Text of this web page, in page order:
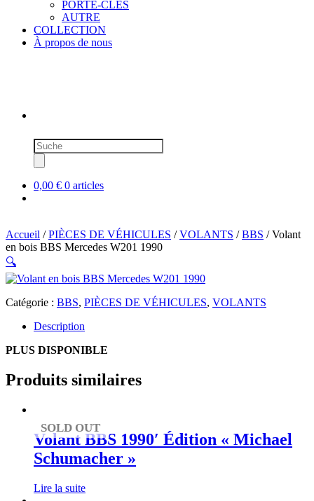
PORTE-CLÉS
AUTRE
COLLECTION
À propos de nous
Recherche
de
produits
0,00 € 0 articles
Accueil /PIÈCES DE VÉHICULES /VOLANTS /BBS / Volant
en bois BBS Mercedes W201 1990
🔍
Catégorie : BBS, PIÈCES DE VÉHICULES, VOLANTS
Description
PLUS DISPONIBLE
Produits similaires
SOLD OUT
Volant BBS 1990′ Édition « Michael
Schumacher »
Lire la suite